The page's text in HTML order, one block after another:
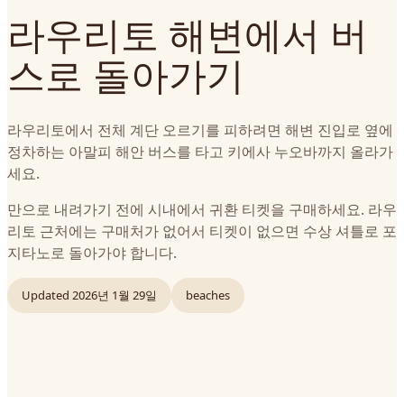
라우리토 해변에서 버
스로 돌아가기
라우리토에서 전체 계단 오르기를 피하려면 해변 진입로 옆에
정차하는 아말피 해안 버스를 타고 키에사 누오바까지 올라가
세요.
만으로 내려가기 전에 시내에서 귀환 티켓을 구매하세요. 라우
리토 근처에는 구매처가 없어서 티켓이 없으면 수상 셔틀로 포
지타노로 돌아가야 합니다.
Updated 2026년 1월 29일 beaches